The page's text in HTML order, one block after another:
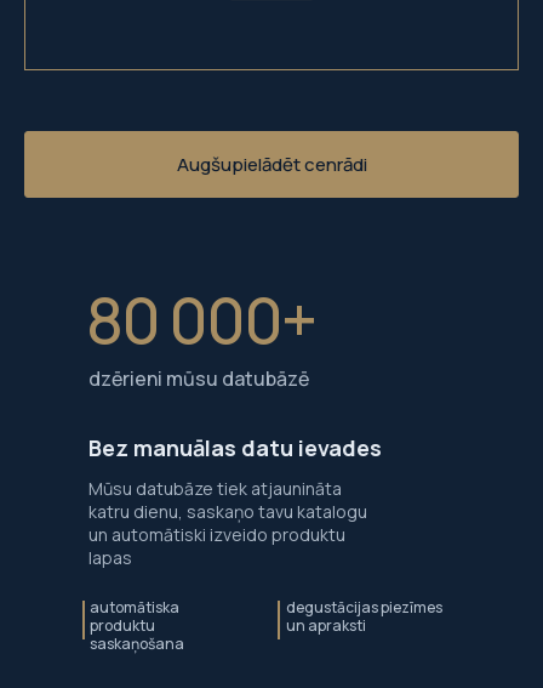
Augšupielādēt cenrādi
80 000+
Mūsu datubāze tiek atjaunināta
katru dienu, saskaņo tavu katalogu
un automātiski izveido produktu
lapas
Bez manuālas datu ievades
dzērieni mūsu datubāzē
degustācijas piezīmes
un apraksti
automātiska
produktu
saskaņošana